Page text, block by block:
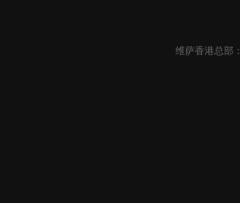
维萨香港总部